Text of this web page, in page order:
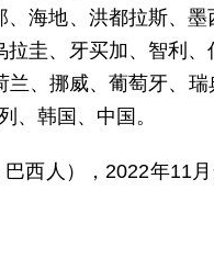
海地、洪都拉斯、
圭、牙买加、智利、
、挪威、葡萄牙、
、韩国、中国。
西人），2022年11